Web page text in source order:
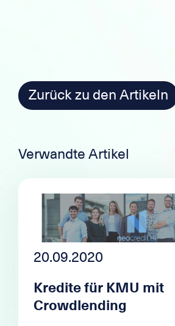
Zurück zu den Artikeln
Verwandte Artikel
20.09.2020
Kredite für KMU mit
Crowdlending